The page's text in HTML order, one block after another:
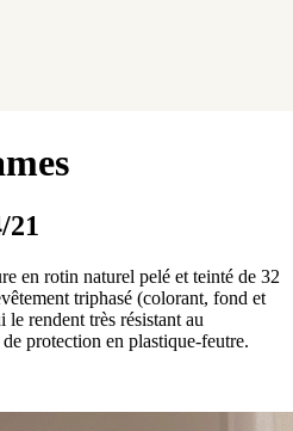
21
en rotin naturel pelé et teinté de 32
triphasé (colorant, fond et
rendent très résistant au
protection en plastique-feutre.